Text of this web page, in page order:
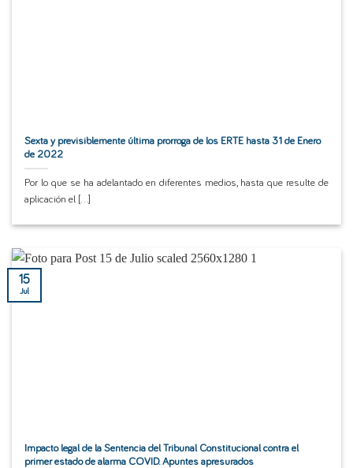
Sexta y previsiblemente última prorroga de los ERTE hasta 31 de Enero
de 2022
Por lo que se ha adelantado en diferentes medios, hasta que resulte de
aplicación el [...]
Impacto legal de la Sentencia del Tribunal Constitucional contra el
primer estado de alarma COVID. Apuntes apresurados
15
Jul